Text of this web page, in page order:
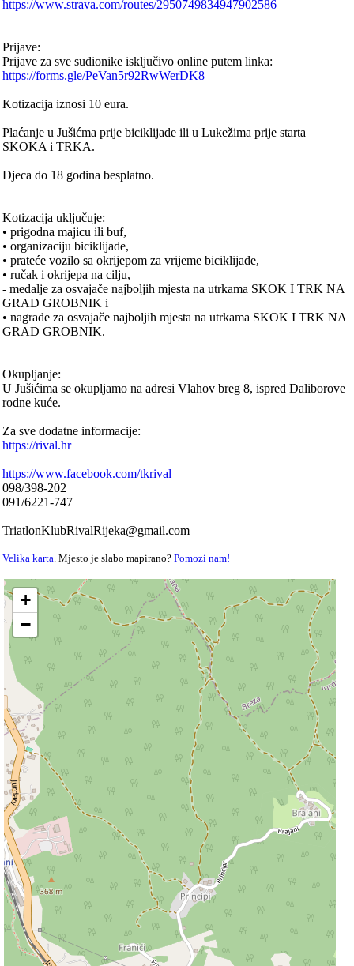
https://www.strava.com/routes/2950749834947902586
Prijave:
Prijave za sve sudionike isključivo online putem linka:
https://forms.gle/PeVan5r92RwWerDK8
Kotizacija iznosi 10 eura.
Plaćanje u Jušićma prije biciklijade ili u Lukežima prije starta
SKOKA i TRKA.
Djeca do 18 godina besplatno.
Kotizacija uključuje:
• prigodna majicu ili buf,
• organizaciju biciklijade,
• prateće vozilo sa okrijepom za vrijeme biciklijade,
• ručak i okrijepa na cilju,
- medalje za osvajače najboljih mjesta na utrkama SKOK I TRK NA
GRAD GROBNIK i
• nagrade za osvajače najboljih mjesta na utrkama SKOK I TRK NA
GRAD GROBNIK.
Okupljanje:
U Jušićima se okupljamo na adresi Vlahov breg 8, ispred Daliborove
rodne kuće.
Za sve dodatne informacije:
https://rival.hr
https://www.facebook.com/tkrival
098/398-202
091/6221-747
TriatlonKlubRivalRijeka@gmail.com
Velika karta. Mjesto je slabo mapirano?Pomozi nam!
+
−